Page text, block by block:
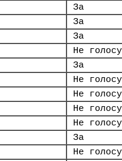
За
За
За
Не
За
Не
Не
Не
Не
За
Не